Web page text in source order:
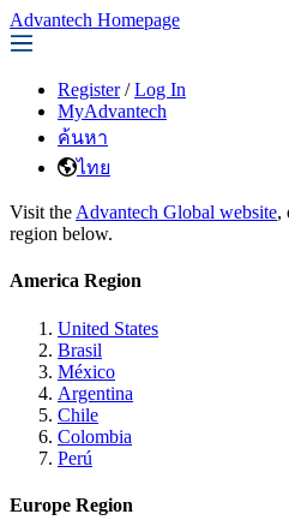
Advantech Homepage
Register / Log In
MyAdvantech
ค้นหา
ไทย
Visit the Advantech Global website,
region below.
America Region
United States
Brasil
México
Argentina
Chile
Colombia
Perú
Europe Region